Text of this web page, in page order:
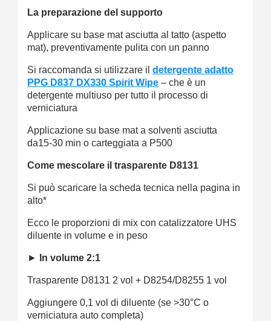
La preparazione del supporto
Applicare su base mat asciutta al tatto (aspetto
mat), preventivamente pulita con un panno
Si raccomanda si utilizzare il detergente adatto
PPG D837 DX330 Spirit Wipe – che è un
detergente multiuso per tutto il processo di
verniciatura
Applicazione su base mat a solventi asciutta
da15-30 min o carteggiata a P500
Come mescolare il trasparente D8131
Si può scaricare la scheda tecnica nella pagina in
alto*
Ecco le proporzioni di mix con catalizzatore UHS
diluente in volume e in peso
► In volume 2:1
Trasparente D8131 2 vol + D8254/D8255 1 vol
Aggiungere 0,1 vol di diluente (se >30°C o
verniciatura auto completa)